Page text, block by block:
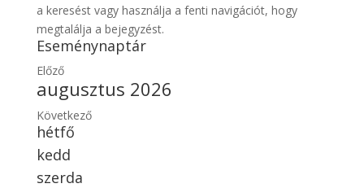
a keresést vagy használja a fenti navigációt, hogy
megtalálja a bejegyzést.
Eseménynaptár
Előző
augusztus 2026
Következő
hétfő
kedd
szerda